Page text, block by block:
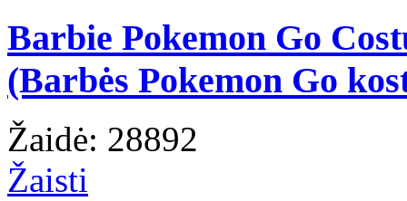
Barbie Pokemon Go
(Barbės Pokemon Go
Žaidė: 28892
Žaisti